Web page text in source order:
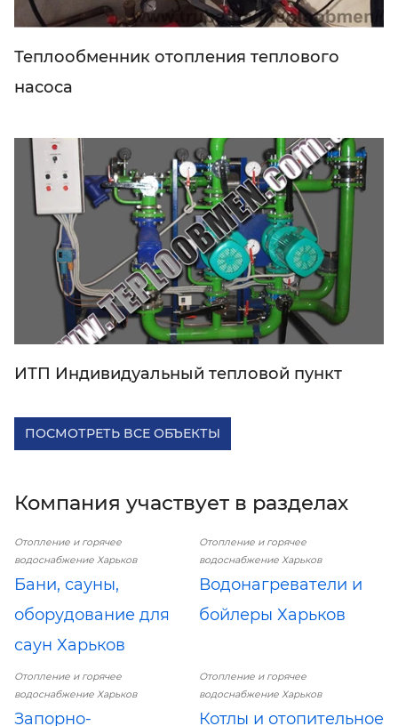
Теплообменник отопления теплового
насоса
ИТП Индивидуальный тепловой пункт
ПОСМОТРЕТЬ ВСЕ ОБЪЕКТЫ
Компания участвует в разделах
Отопление и горячее
водоснабжение Харьков
Бани, сауны,
оборудование для
саун Харьков
Отопление и горячее
водоснабжение Харьков
Водонагреватели и
бойлеры Харьков
Отопление и горячее
водоснабжение Харьков
Запорно-
Отопление и горячее
водоснабжение Харьков
Котлы и отопительное